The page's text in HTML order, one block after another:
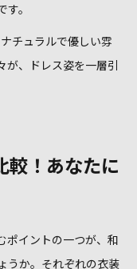
。
チュラルで優しい雰
が、ドレス姿を一層引
較！あなたに
ポイントの一つが、和
うか。それぞれの衣装